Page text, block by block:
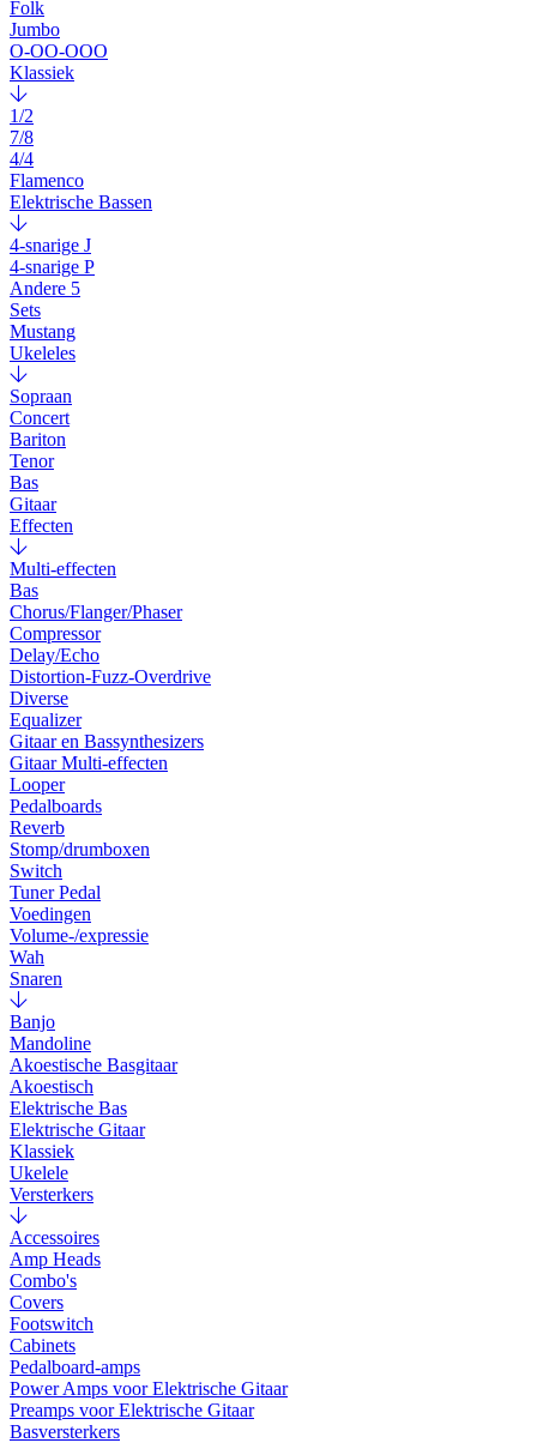
Folk
Jumbo
O-OO-OOO
Klassiek
1/2
7/8
4/4
Flamenco
Elektrische Bassen
4-snarige J
4-snarige P
Andere 5
Sets
Mustang
Ukeleles
Sopraan
Concert
Bariton
Tenor
Bas
Gitaar
Effecten
Multi-effecten
Bas
Chorus/Flanger/Phaser
Compressor
Delay/Echo
Distortion-Fuzz-Overdrive
Diverse
Equalizer
Gitaar en Bassynthesizers
Gitaar Multi-effecten
Looper
Pedalboards
Reverb
Stomp/drumboxen
Switch
Tuner Pedal
Voedingen
Volume-/expressie
Wah
Snaren
Banjo
Mandoline
Akoestische Basgitaar
Akoestisch
Elektrische Bas
Elektrische Gitaar
Klassiek
Ukelele
Versterkers
Accessoires
Amp Heads
Combo's
Covers
Footswitch
Cabinets
Pedalboard-amps
Power Amps voor Elektrische Gitaar
Preamps voor Elektrische Gitaar
Basversterkers